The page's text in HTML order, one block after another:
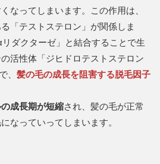
なってしまいます。この作用は、
「テストステロン」が関係しま
ダクターゼ」と結合することで生
活性体「ジヒドロテストステロン
、 髪の毛の成長を阻害する脱毛因子
成長期が短縮され、髪の毛が正常
なっていってしまいます。